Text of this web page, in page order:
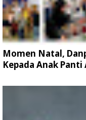
Momen Natal,
Kepada Anak Panti